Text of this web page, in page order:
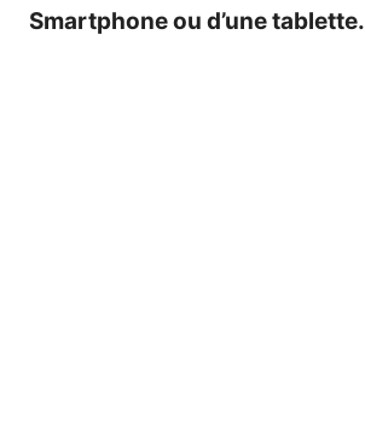
Smartphone ou d’une tablette.